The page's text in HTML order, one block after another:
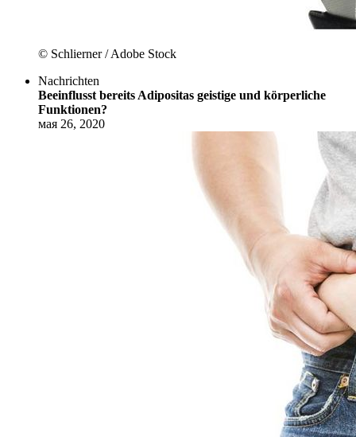
© Schlierner / Adobe Stock
Nachrichten
Beeinflusst bereits Adipositas geistige und körperliche
Funktionen?
мая 26, 2020